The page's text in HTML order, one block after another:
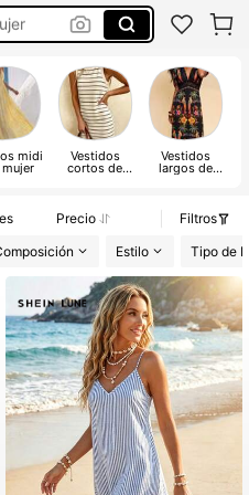
midi Vestidos
cortos de
Vestidos
largos de
Precio
Filtros
Estilo Tipo de